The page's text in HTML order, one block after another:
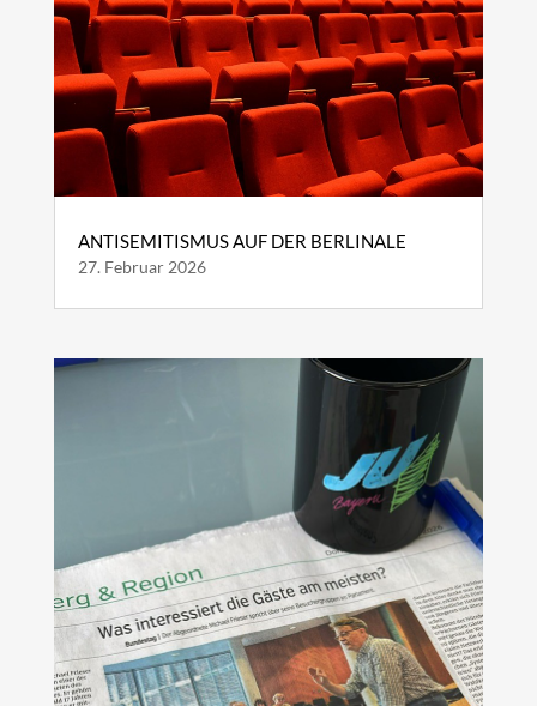
ANTISEMITISMUS AUF DER BERLINALE
27. Februar 2026